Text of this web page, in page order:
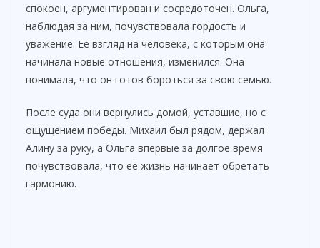
спокоен, аргументирован и сосредоточен. Ольга,
наблюдая за ним, почувствовала гордость и
уважение. Её взгляд на человека, с которым она
начинала новые отношения, изменился. Она
понимала, что он готов бороться за свою семью.
После суда они вернулись домой, уставшие, но с
ощущением победы. Михаил был рядом, держал
Алину за руку, а Ольга впервые за долгое время
почувствовала, что её жизнь начинает обретать
гармонию.